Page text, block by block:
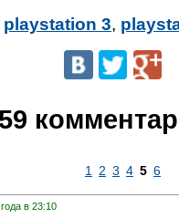
playstation 3,
59
1 2 3 4 5 6
в 23:10